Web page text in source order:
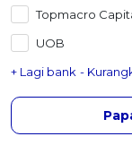
Topmacro
UOB
+ Lagi bank -